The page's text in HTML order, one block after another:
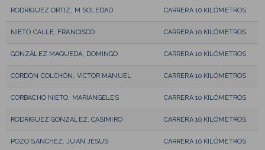
RODRÍGUEZ ORTIZ, M SOLEDAD CARRERA 10 KILÓMETROS
NIETO CALLE, FRANCISCO CARRERA 10 KILÓMETROS
GONZÁLEZ MAQUEDA, DOMINGO CARRERA 10 KILÓMETROS
CORDÓN COLCHÓN, VÍCTOR MANUEL CARRERA 10 KILÓMETROS
CORBACHO NIETO, MARIANGELES CARRERA 10 KILÓMETROS
RODRIGUEZ GONZALEZ, CASIMIRO CARRERA 10 KILÓMETROS
POZO SANCHEZ, JUAN JESUS CARRERA 10 KILÓMETROS